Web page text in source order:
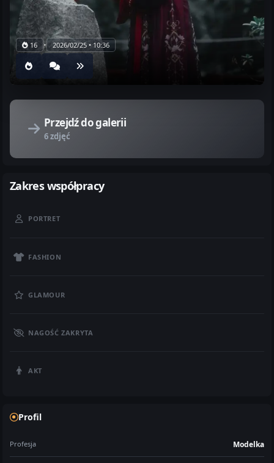
16 • 2026/02/25 • 10:36
Przejdź do galerii
6 zdjęć
Zakres współpracy
PORTRET
FASHION
GLAMOUR
NAGOŚĆ ZAKRYTA
AKT
Profil
Profesja Modelka